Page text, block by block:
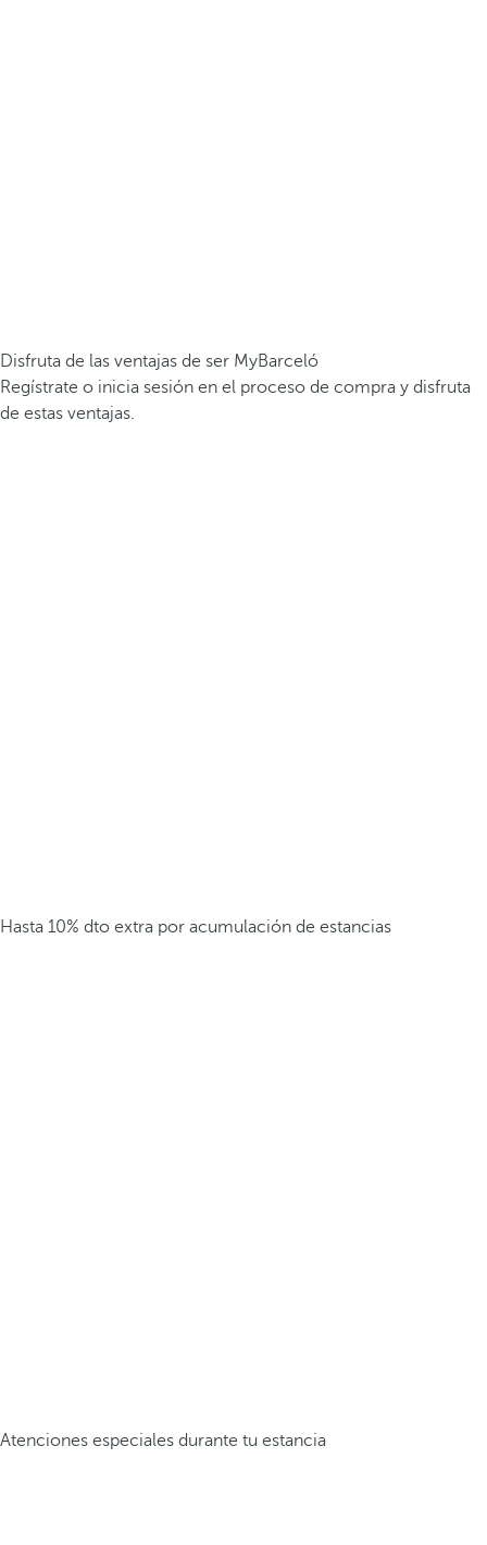
Disfruta de las ventajas de ser MyBarceló
Regístrate o inicia sesión en el proceso de compra y disfruta
de estas ventajas.
Hasta 10% dto extra por acumulación de estancias
Atenciones especiales durante tu estancia